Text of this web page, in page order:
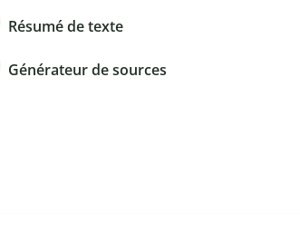
Résumé de texte
Générateur de sources